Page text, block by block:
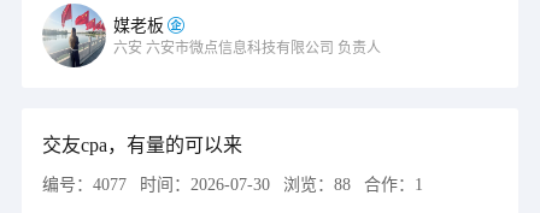
媒老板
六安 六安市微点信息科技有限公司 负责人
交友cpa，有量的可以来
编号： 4077 时间： 2026-07-30 浏览： 88 合作： 1